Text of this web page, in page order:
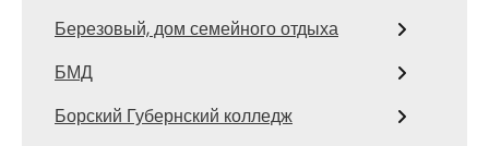
Березовый, дом семейного отдыха
БМД
Борский Губернский колледж